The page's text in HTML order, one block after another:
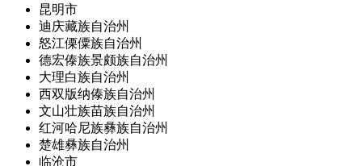
昆明市
迪庆藏族自治州
怒江傈僳族自治州
德宏傣族景颇族自治州
大理白族自治州
西双版纳傣族自治州
文山壮族苗族自治州
红河哈尼族彝族自治州
楚雄彝族自治州
临沧市